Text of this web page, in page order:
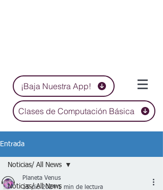
¡Baja Nuestra App!
Clases de Computación Básica
Entrada
Noticias/ All News
Noticias/ All News
Planeta Venus
15 dic 2024 1 min de lectura